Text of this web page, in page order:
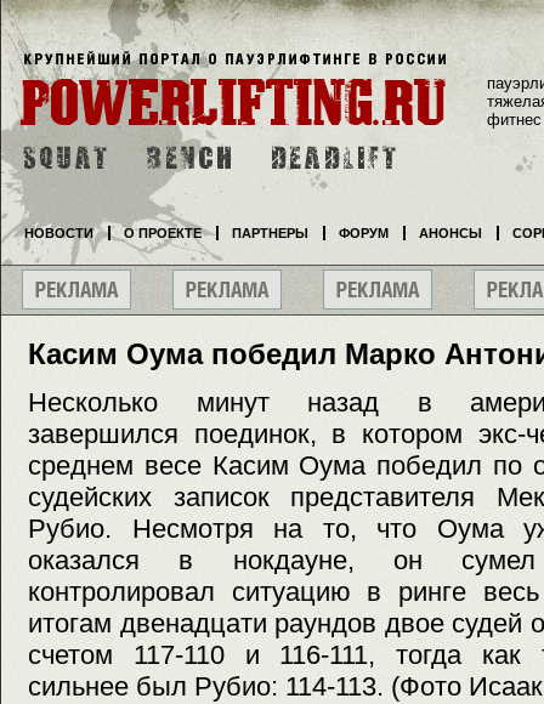
Касим Оума победил Марко
Несколько минут назад в
завершился поединок, в котором
среднем весе Касим Оума победил по
судейских записок представителя
Рубио. Несмотря на то, что Оума
оказался в нокдауне, он сумел
контролировал ситуацию в ринге
итогам двенадцати раундов двое судей
счетом 117-110 и 116-111, тогда как
сильнее был Рубио: 114-113. (Фото
фитнес
НОВОСТИ О ПРОЕКТЕ ПАРТНЕРЫ ФОРУМ АНОНСЫ